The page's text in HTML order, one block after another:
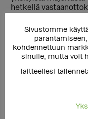
hetkellä
olosuhteet
Epätoivo saattaa
asuntomarkkinoilla
turvapaikanhakijat
riskissä joutua
2024).
syrjintäriskissä
kohdennettava
Sivustomme
kohdennettuun
sinulle, mutta voit
laitteellesi